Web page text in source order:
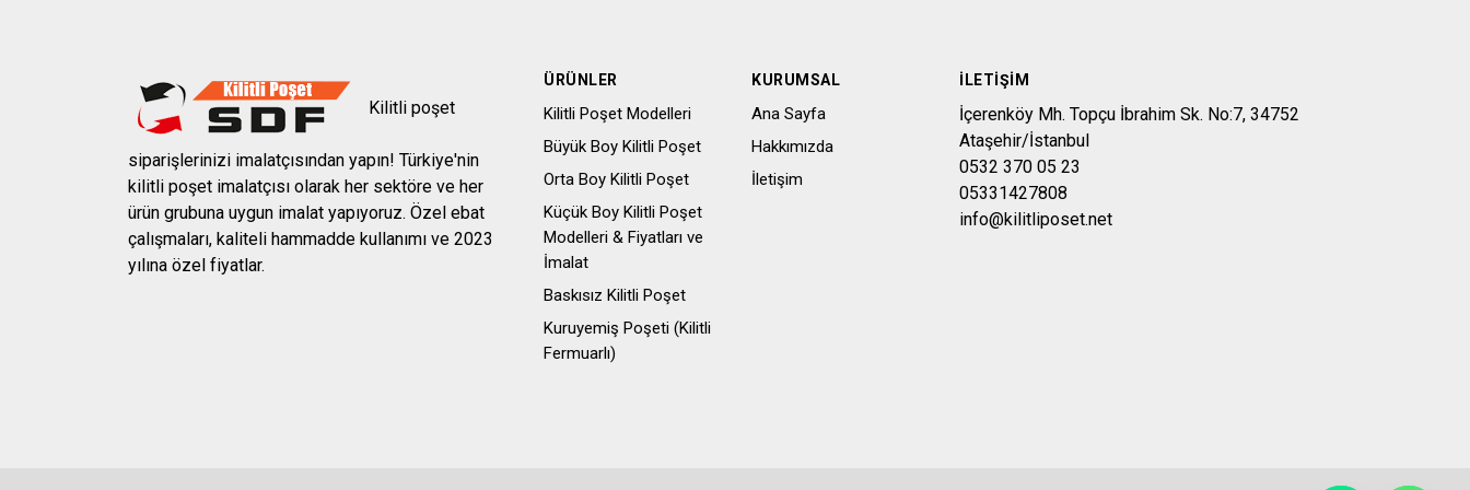
Kilitli poşet
siparişlerinizi imalatçısından yapın! Türkiye'nin
kilitli poşet imalatçısı olarak her sektöre ve her
ürün grubuna uygun imalat yapıyoruz. Özel ebat
çalışmaları, kaliteli hammadde kullanımı ve 2023
yılına özel fiyatlar.
ÜRÜNLER
Kilitli Poşet Modelleri
Büyük Boy Kilitli Poşet
Orta Boy Kilitli Poşet
Küçük Boy Kilitli Poşet
Modelleri & Fiyatları ve
İmalat
Baskısız Kilitli Poşet
Kuruyemiş Poşeti (Kilitli
Fermuarlı)
KURUMSAL
Ana Sayfa
Hakkımızda
İletişim
İLETIŞIM
İçerenköy Mh. Topçu İbrahim Sk. No:7, 34752
Ataşehir/İstanbul
0532 370 05 23
05331427808
info@kilitliposet.net